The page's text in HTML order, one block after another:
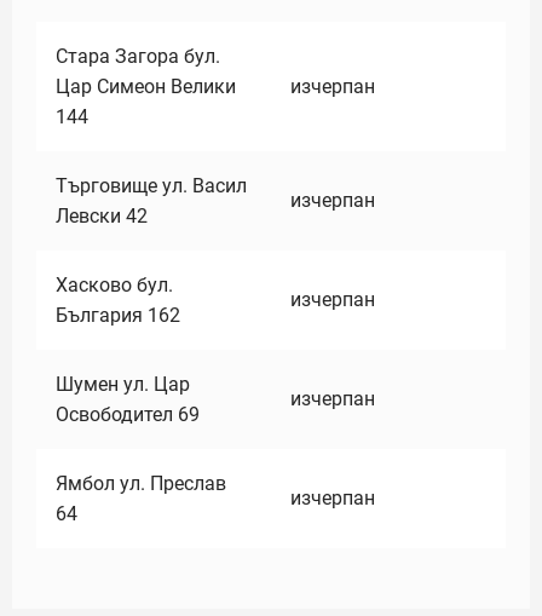
Стара Загора бул.
Цар Симеон Велики
144
изчерпан
Търговище ул. Васил
Левски 42
изчерпан
Хасково бул.
България 162
изчерпан
Шумен ул. Цар
Освободител 69
изчерпан
Ямбол ул. Преслав
64
изчерпан